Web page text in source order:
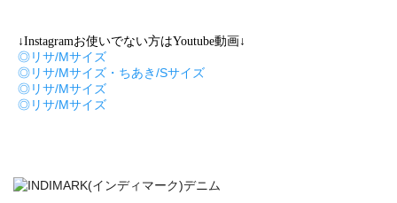
↓Instagramお使いでない方はYoutube動画↓
◎リサ/Mサイズ
◎リサ/Mサイズ・ちあき/Sサイズ
◎リサ/Mサイズ
◎リサ/Mサイズ